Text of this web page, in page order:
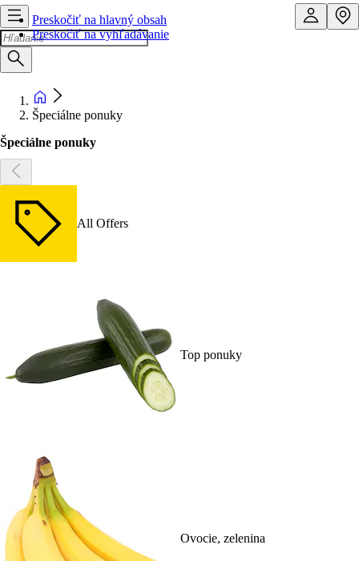
Preskočiť na hlavný obsah
Preskočiť na vyhľadávanie
Špeciálne ponuky
Špeciálne ponuky
All Offers
Top ponuky
Ovocie, zelenina